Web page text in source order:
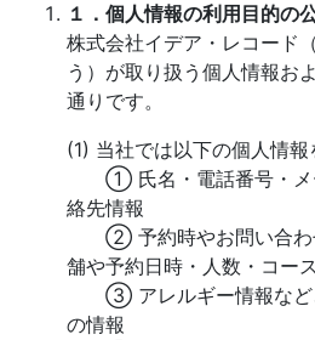
１．個人情報の利用目的の
株式会社イデア・レコード
う）が取り扱う個人情報お
通りです。
(1) 当社では以下の個人情報
① 氏名・電話番号・メ
絡先情報
② 予約時やお問い合わ
舗や予約日時・人数・コー
③ アレルギー情報など
の情報